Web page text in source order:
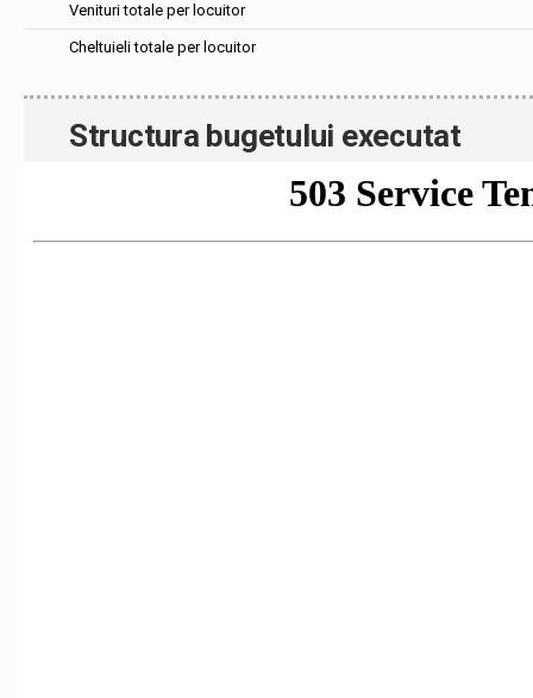
Venituri totale per locuitor
Cheltuieli totale per locuitor
Structura bugetului executat